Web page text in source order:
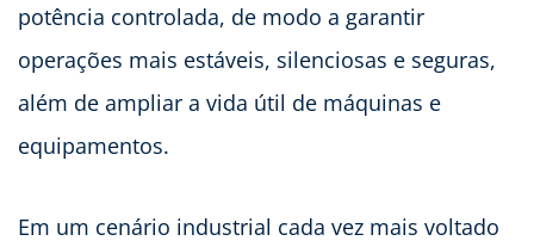
potência controlada, de modo a garantir
operações mais estáveis, silenciosas e seguras,
além de ampliar a vida útil de máquinas e
equipamentos.
Em um cenário industrial cada vez mais voltado